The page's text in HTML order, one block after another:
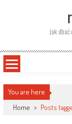
Jak
You are here
Home > Posts